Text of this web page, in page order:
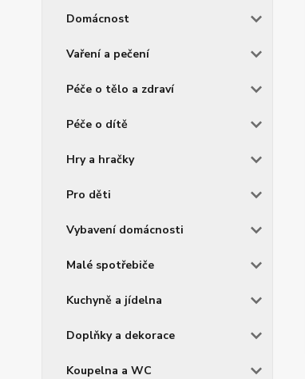
Domácnost
Vaření a pečení
Péče o tělo a zdraví
Péče o dítě
Hry a hračky
Pro děti
Vybavení domácnosti
Malé spotřebiče
Kuchyně a jídelna
Doplňky a dekorace
Koupelna a WC